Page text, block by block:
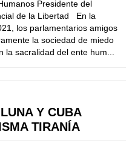
Presidente del
de la Libertad En la
los parlamentarios amigos
la sociedad de miedo
sacralidad del ente hum...
Y CUBA
TIRANÍA